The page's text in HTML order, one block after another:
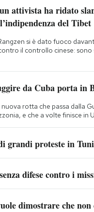
attivista ha ridato
del Tibet
si è dato fuoco
il controllo cinese: sono
da Cuba porta in
rotta che passa dalla
e che a volte finisce in
grandi proteste in
difese contro i
dimostrare che non